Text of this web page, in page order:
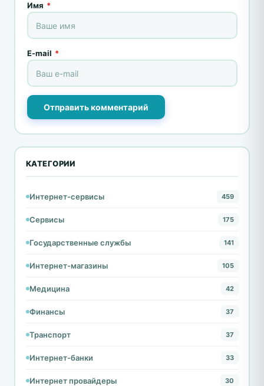
Имя *
E-mail *
Отправить комментарий
КАТЕГОРИИ
Интернет-сервисы 459
Сервисы 175
Государственные службы 141
Интернет-магазины 105
Медицина 42
Финансы 37
Транспорт 37
Интернет-банки 33
Интернет провайдеры 30